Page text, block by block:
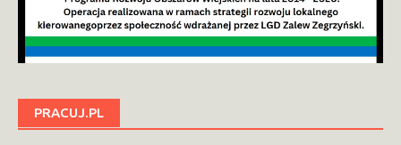
PRACUJ.PL